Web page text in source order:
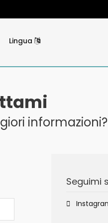
Lingua
informazioni?
Seguimi